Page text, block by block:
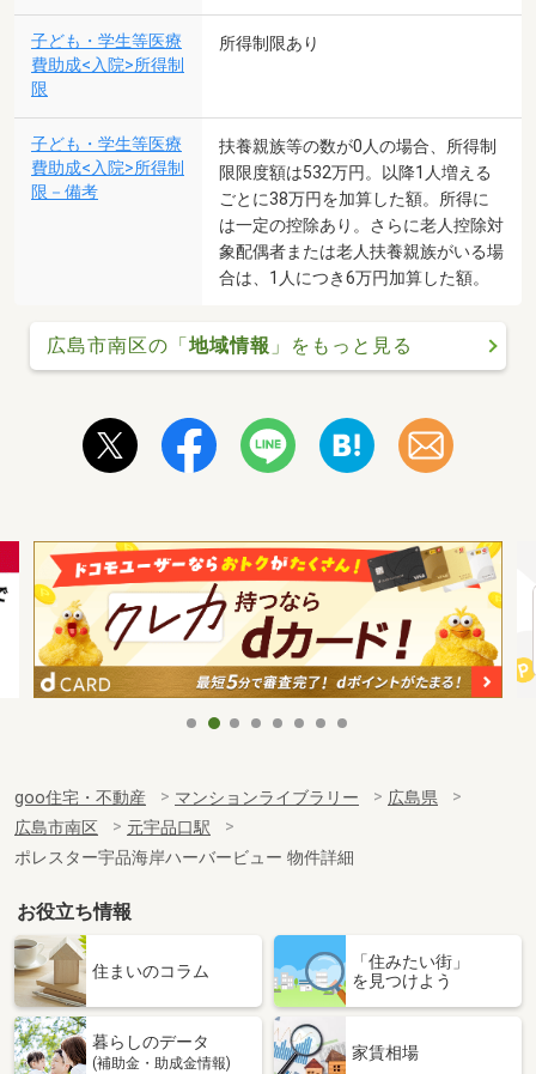
子ども・学生等医療
費助成<入院>所得制
限
所得制限あり
子ども・学生等医療
費助成<入院>所得制
限－備考
扶養親族等の数が0人の場合、所得制
限限度額は532万円。以降1人増える
ごとに38万円を加算した額。所得に
は一定の控除あり。さらに老人控除対
象配偶者または老人扶養親族がいる場
合は、1人につき6万円加算した額。
広島市南区の「地域情報 」をもっと見る
goo住宅・不動産 マンションライブラリー
広島県
広島市南区
元宇品口駅
ポレスター宇品海岸ハーバービュー 物件詳細
お役立ち情報
住まいのコラム
「住みたい街」
を見つけよう
暮らしのデータ
(補助金・助成金情報)
家賃相場